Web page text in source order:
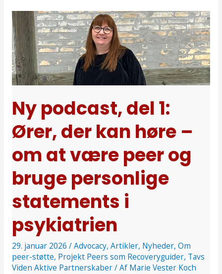
Ny podcast, del 1:
Ører, der kan høre –
om at være peer og
bruge personlige
statements i
psykiatrien
29. januar 2026 /Advocacy, Artikler, Nyheder, Om
peer-støtte, Projekt Peers som Recoveryguider, Tavs
Viden Aktive Partnerskaber/ Af Marie Vester Koch
Ny
podcast,
del
1:
Ører,
der
kan
høre
–
at
være
peer
og
bruge
personlige
statements
i
psykiatrien